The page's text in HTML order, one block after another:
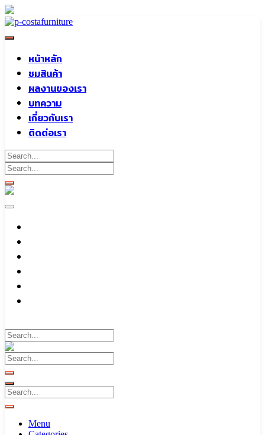
Skip
content
หน้าหลัก
ชมสินค้า
ผลงานของเรา
บทความ
เกี่ยวกับเรา
ติดต่อเรา
Menu